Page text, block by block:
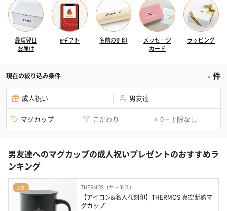
最短翌日
お届け
eギフト 名前の刻印
メッセージ
カード
ラッピング
現在の絞り込み条件 -件
成人祝い 男友達
マグカップ こだわり ¥ 0 ~ 上限なし
男友達へのマグカップの成人祝いプレゼントのおすすめラ
ンキング
1位 THERMOS（サーモス）
【アイコン&名入れ刻印】THERMOS 真空断熱マ
グカップ